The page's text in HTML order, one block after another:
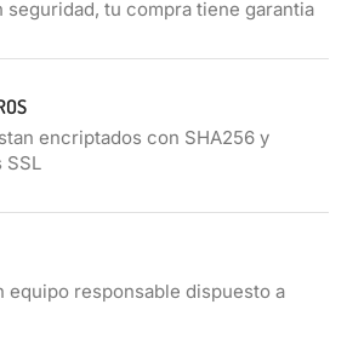
seguridad, tu compra tiene garantia
encriptados con SHA256 y
equipo responsable dispuesto a